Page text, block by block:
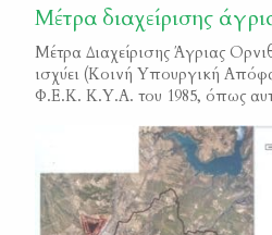
Μέτρα διαχείρισης
Μέτρα Διαχείρισης Άγριας
ισχύει (Κοινή Υπουργική
Φ.Ε.Κ. Κ.Υ.Α. του 1985, όπως